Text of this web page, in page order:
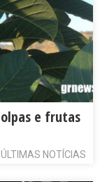
e frutas
ÚLTIMAS NOTÍCIAS